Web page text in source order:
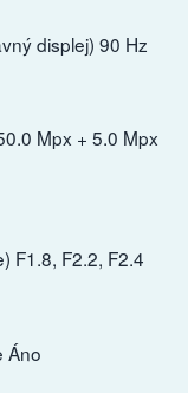
displej) 90 Hz
Mpx + 5.0 Mpx
F1.8, F2.2, F2.4
Áno